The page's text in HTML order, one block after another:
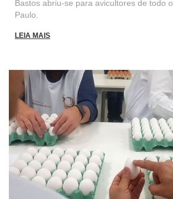
Bastos abriu-se para avicultores de todo
Paulo.
LEIA MAIS